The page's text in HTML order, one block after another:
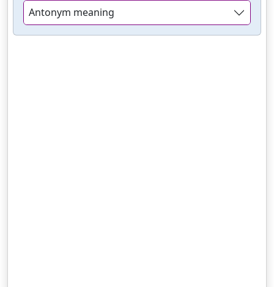
Antonym meaning